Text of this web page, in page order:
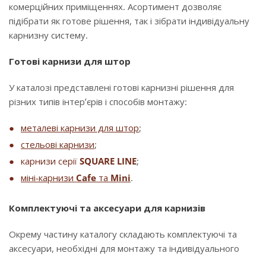
комерційних приміщеннях. Асортимент дозволяє
підібрати як готове рішення, так і зібрати індивідуальну
карнизну систему.
Готові карнизи для штор
У каталозі представлені готові карнизні рішення для
різних типів інтер’єрів і способів монтажу:
металеві карнизи для штор;
стельові карнизи;
карнизи серії SQUARE LINE;
міні-карнизи Cafe та Mini.
Комплектуючі та аксесуари для карнизів
Окрему частину каталогу складають комплектуючі та
аксесуари, необхідні для монтажу та індивідуального